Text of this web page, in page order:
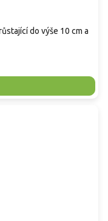
do výše 10 cm a